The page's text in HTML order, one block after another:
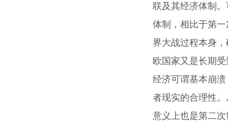
联及其经济体制
体制，相比于第
界大战过程本身
欧国家又是长期
经济可谓基本崩
者现实的合理性
意义上也是第二